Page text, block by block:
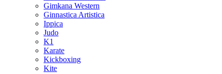
Gimkana Western
Ginnastica Artistica
Ippica
Judo
K1
Karate
Kickboxing
Kite